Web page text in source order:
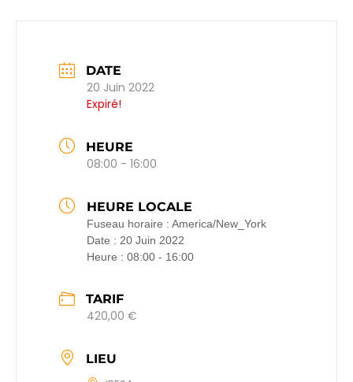
DATE
20 Juin 2022
Expiré!
HEURE
08:00 - 16:00
HEURE LOCALE
Fuseau horaire : America/New_York
Date : 20 Juin 2022
Heure : 08:00 - 16:00
TARIF
420,00 €
LIEU